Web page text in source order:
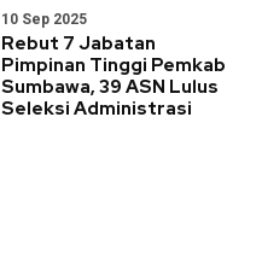
10 Sep 2025
Rebut 7 Jabatan
Pimpinan Tinggi Pemkab
Sumbawa, 39 ASN Lulus
Seleksi Administrasi